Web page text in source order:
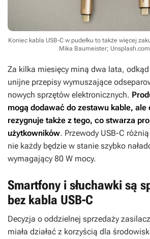
Koniec kabla USB-C w pudełku to także więcej
Mika Baumeister;
Za kilka miesięcy miną dwa lata, odkąd
unijne przepisy wymuszające
nowych sprzętów elektronicznych.
mogą dodawać do zestawu kable, ale
rezygnuje także z tego, co stwarza
użytkowników. Przewody USB-C
nie każdy będzie w stanie szybko
wymagający 80 W mocy.
Smartfony i słuchawki są
bez kabla USB-C
Decyzja o oddzielnej sprzedaży
miała działać z korzyścią dla